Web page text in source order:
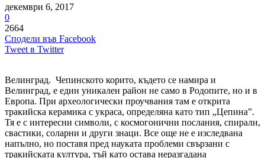
декември 6, 2017
0
2664
Сподели във Facebook
Tweet в Twitter
Велинград. Чепинското корито, където се намира и
Велинград, е един уникален район не само в Родопите, но и в
Европа. При археологически проучвания там е открита
тракийска керамика с украса, определяна като тип „Цепина”.
Тя е с интересни символи, с космогонични послания, спирали,
свастики, соларни и други знаци. Все още не е изследвана
напълно, но поставя пред науката проблеми свързани с
тракийската култура, тъй като остава неразгадана